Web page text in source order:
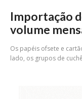
Importação
volume
Os papéis ofsete e
lado, os grupos de